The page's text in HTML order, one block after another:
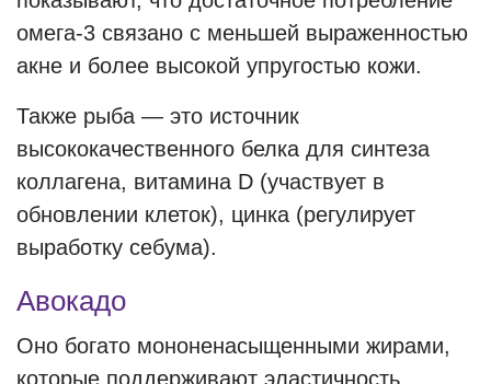
омега-3 связано с меньшей выраженностью
акне и более высокой упругостью кожи.
Также рыба — это источник
высококачественного белка для синтеза
коллагена, витамина D (участвует в
обновлении клеток), цинка (регулирует
выработку себума).
Авокадо
Оно богато мононенасыщенными жирами,
которые поддерживают эластичность